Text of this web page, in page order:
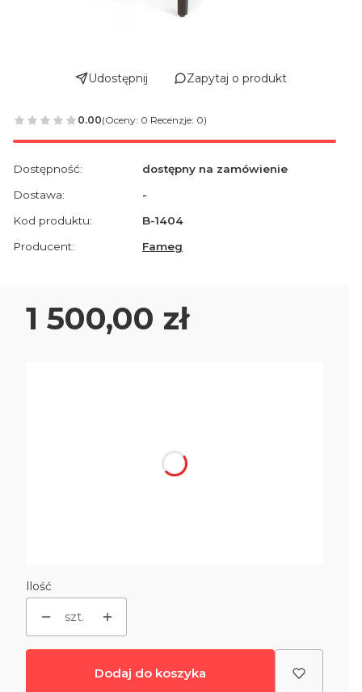
Udostępnij Zapytaj o produkt
0.00(Oceny: 0 Recenzje: 0)
Dostępność:
dostępny na zamówienie
Dostawa:
-
Kod produktu:
B-1404
Producent:
Fameg
Cena
1 500,00 zł
Ilość
szt.
Dodaj do koszyka